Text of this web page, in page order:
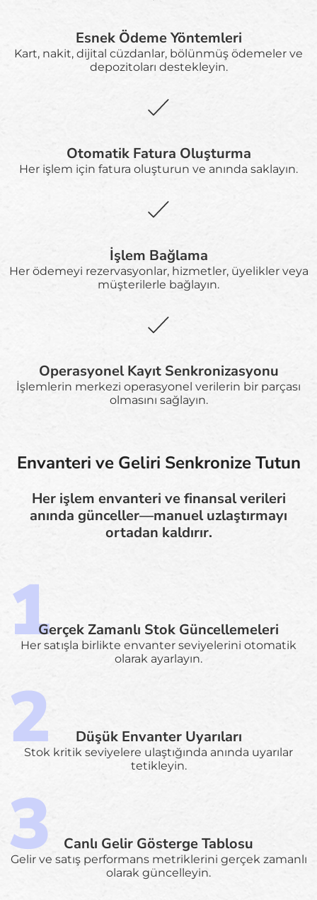
Esnek Ödeme Yöntemleri
Kart, nakit, dijital cüzdanlar, bölünmüş ödemeler ve
depozitoları destekleyin.
Otomatik Fatura Oluşturma
Her işlem için fatura oluşturun ve anında saklayın.
İşlem Bağlama
Her ödemeyi rezervasyonlar, hizmetler, üyelikler veya
müşterilerle bağlayın.
Operasyonel Kayıt Senkronizasyonu
İşlemlerin merkezi operasyonel verilerin bir parçası
olmasını sağlayın.
Envanteri ve Geliri Senkronize Tutun
Her işlem envanteri ve finansal verileri
anında günceller—manuel uzlaştırmayı
ortadan kaldırır.
Gerçek Zamanlı Stok Güncellemeleri
Her satışla birlikte envanter seviyelerini otomatik
olarak ayarlayın.
Düşük Envanter Uyarıları
Stok kritik seviyelere ulaştığında anında uyarılar
tetikleyin.
Canlı Gelir Gösterge Tablosu
Gelir ve satış performans metriklerini gerçek zamanlı
olarak güncelleyin.